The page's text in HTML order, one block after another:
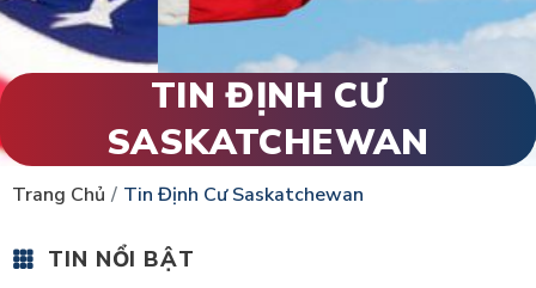
TIN ĐỊNH CƯ
SASKATCHEWAN
Trang Chủ Tin Định Cư Saskatchewan
TIN NỔI BẬT